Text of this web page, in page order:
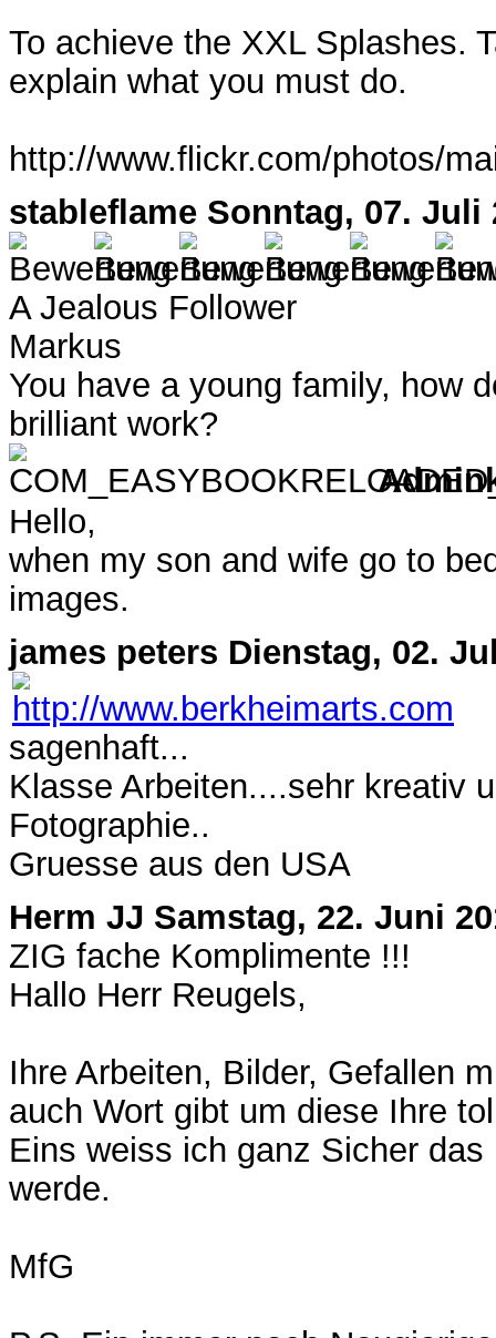
To achieve the XXL Splashes.
explain what you must do.
http://www.flickr.com/photos/
stableflame Sonntag, 07. Juli
A Jealous Follower
Markus
You have a young family, how
brilliant work?
Hello,
when my son and wife go to
images.
james peters Dienstag, 02.
sagenhaft...
Klasse Arbeiten....sehr kreativ
Fotographie..
Gruesse aus den USA
Herm JJ Samstag, 22. Juni
ZIG fache Komplimente !!!
Hallo Herr Reugels,
Ihre Arbeiten, Bilder, Gefallen
auch Wort gibt um diese Ihre
Eins weiss ich ganz Sicher
werde.
MfG